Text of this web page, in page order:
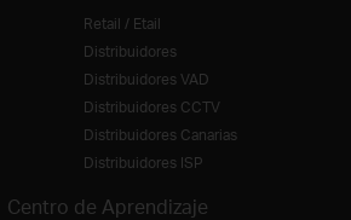
Retail / Etail
Distribuidores
Distribuidores VAD
Distribuidores CCTV
Distribuidores Canarias
Distribuidores ISP
Centro de Aprendizaje